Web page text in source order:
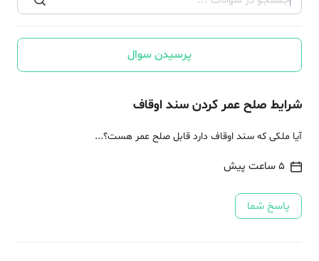
پرسیدن سوال
شرایط صلح عمر کردن سند اوقاف
آیا ملکی که سند اوقاف دارد قابل صلح عمر هست؟...
5 ساعت پیش
پاسخ شما